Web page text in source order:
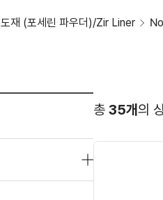
도재 (포세린 파우더)/Zir Liner
총 35개의